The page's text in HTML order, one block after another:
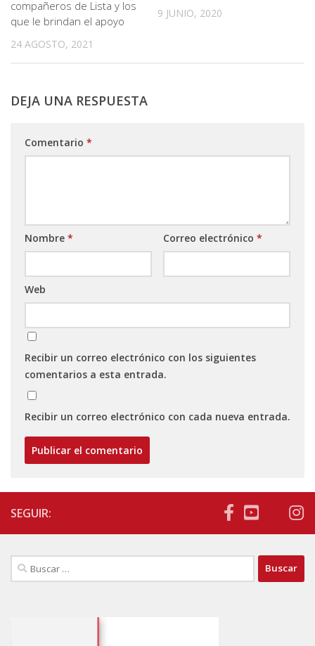
compañeros de Lista y los
que le brindan el apoyo
24 AGOSTO, 2021
9 JUNIO, 2020
DEJA UNA RESPUESTA
Comentario *
Nombre * Correo electrónico *
Web
Recibir un correo electrónico con los siguientes
comentarios a esta entrada.
Recibir un correo electrónico con cada nueva entrada.
SEGUIR:
Buscar: